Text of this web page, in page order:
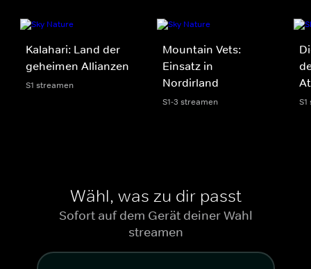
Kalahari: Land der
geheimen Allianzen
S1 streamen
Mountain Vets:
Einsatz in
Nordirland
S1-3 streamen
Wähl, was zu dir passt
Sofort auf dem Gerät deiner Wahl
streamen